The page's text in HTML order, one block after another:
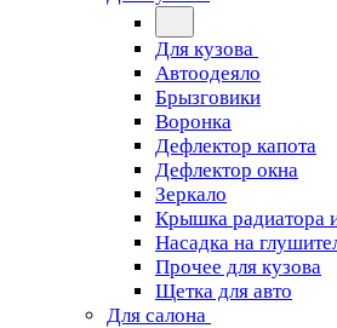
Для кузова
Автоодеяло
Брызговики
Воронка
Дефлектор капота
Дефлектор окна
Зеркало
Крышка радиатора
Насадка на
Прочее для кузова
Щетка для авто
Для салона